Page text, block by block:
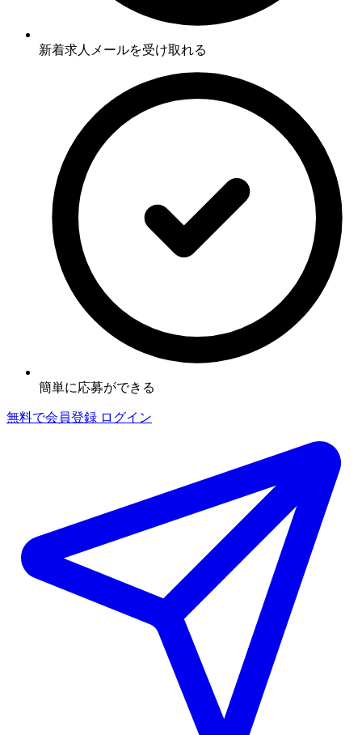
新着求人メールを受け取れる
簡単に応募ができる
無料で会員登録 ログイン